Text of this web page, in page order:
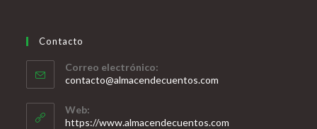
Contacto
Correo electrónico:
contacto@almacendecuentos.com
Web:
https://www.almacendecuentos.com